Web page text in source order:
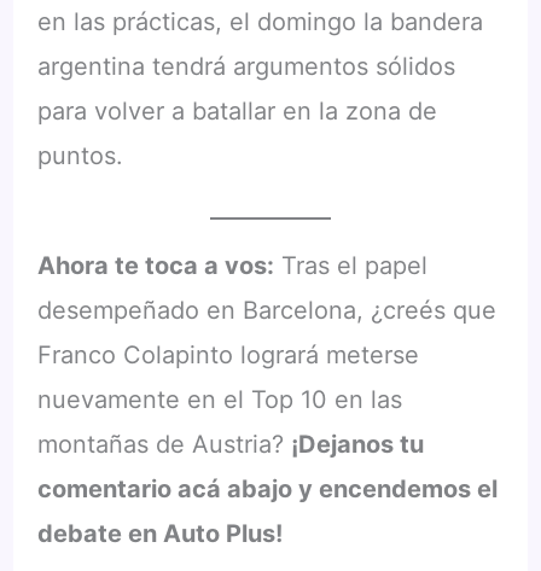
en las prácticas, el domingo la bandera
argentina tendrá argumentos sólidos
para volver a batallar en la zona de
puntos.
Ahora te toca a vos: Tras el papel
desempeñado en Barcelona, ¿creés que
Franco Colapinto logrará meterse
nuevamente en el Top 10 en las
montañas de Austria? ¡Dejanos tu
comentario acá abajo y encendemos el
debate en Auto Plus!